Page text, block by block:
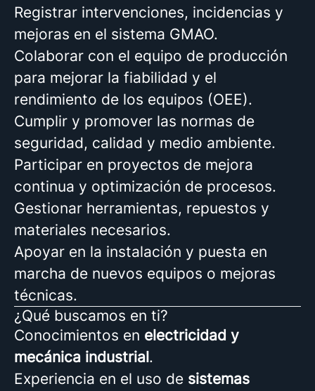
Registrar intervenciones, incidencias y
mejoras en el sistema GMAO.
Colaborar con el equipo de producción
para mejorar la fiabilidad y el
rendimiento de los equipos (OEE).
Cumplir y promover las normas de
seguridad, calidad y medio ambiente.
Participar en proyectos de mejora
continua y optimización de procesos.
Gestionar herramientas, repuestos y
materiales necesarios.
Apoyar en la instalación y puesta en
marcha de nuevos equipos o mejoras
técnicas.
¿Qué buscamos en ti?
Conocimientos en electricidad y
mecánica industrial.
Experiencia en el uso de sistemas